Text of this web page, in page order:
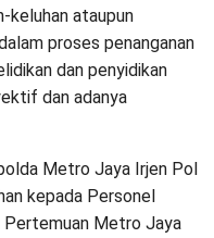
keluhan ataupun
proses penanganan
dan penyidikan
dan adanya
Metro Jaya Irjen Pol
kepada Personel
Pertemuan Metro Jaya